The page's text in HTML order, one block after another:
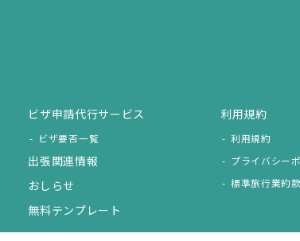
ビザ申請代行サービス
ビザ要否一覧
出張関連情報
おしらせ
無料テンプレート
利用規約
利用規約
プライバシー
標準旅行業約款